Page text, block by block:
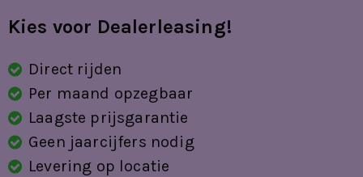
Kies voor Dealerleasing!
Direct rijden
Per maand opzegbaar
Laagste prijsgarantie
Geen jaarcijfers nodig
Levering op locatie